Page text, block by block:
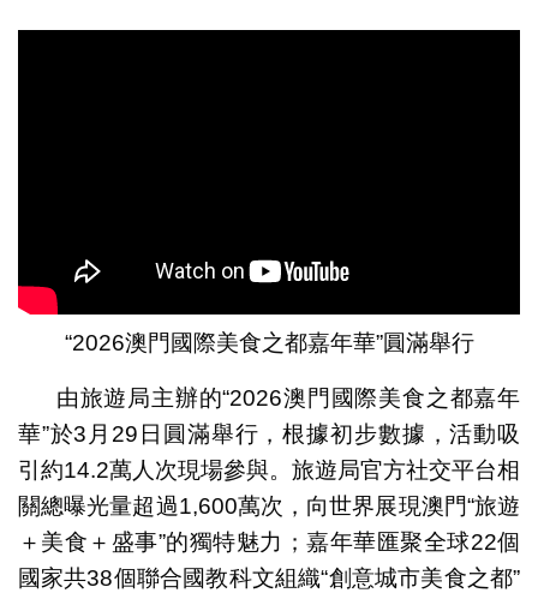
“2026澳門國際美食之都嘉年華”圓滿舉行
由旅遊局主辦的“2026澳門國際美食之都嘉年
華”於3月29日圓滿舉行，根據初步數據，活動吸
引約14.2萬人次現場參與。旅遊局官方社交平台相
關總曝光量超過1,600萬次，向世界展現澳門“旅遊
＋美食＋盛事”的獨特魅力；嘉年華匯聚全球22個
國家共38個聯合國教科文組織“創意城市美食之都”